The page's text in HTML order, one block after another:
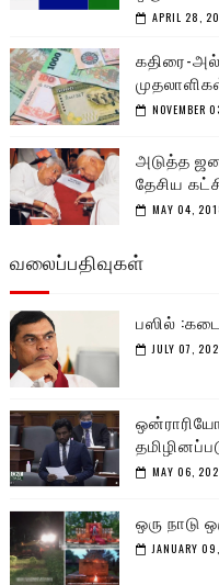
APRIL 28,
கதிரை-
NOVEMBER
அடுத்த
தேசிய
MAY 04,
வலைப்பதிவுகள்
பஸில்
JULY 07,
MAY 06,
ஒரு நாடு
JANUARY